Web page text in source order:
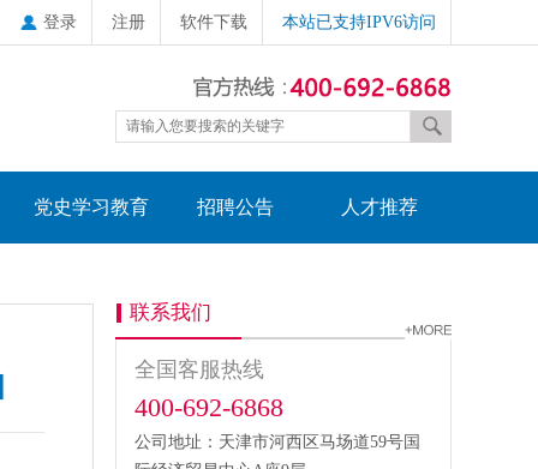
登录 注册 软件下载 本站已支持IPV6访问
党史学习教育 招聘公告 人才推荐
联系我们
全国客服热线
400-692-6868
公司地址：天津市河西区马场道59号国